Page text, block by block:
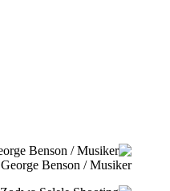
George Benson / Musiker